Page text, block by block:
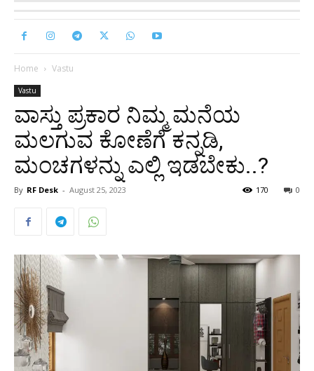
Home Vastu
Vastu
ವಾಸ್ತು ಪ್ರಕಾರ ನಿಮ್ಮ ಮನೆಯ
ಮಲಗುವ ಕೋಣೆಗೆ ಕನ್ನಡಿ,
ಮಂಚಗಳನ್ನು ಎಲ್ಲಿ ಇಡಬೇಕು..?
By RF Desk - August 25, 2023 0
170